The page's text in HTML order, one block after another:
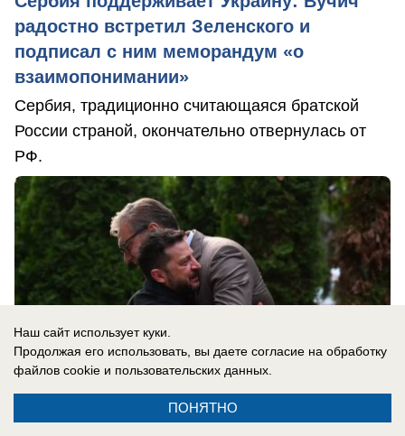
радостно встретил Зеленского и
подписал с ним меморандум «о
взаимопонимании»
Сербия, традиционно считающаяся братской
России страной, окончательно отвернулась от
РФ.
Наш сайт использует куки.
Продолжая его использовать, вы даете согласие на обработку
файлов cookie и пользовательских данных.
ПОНЯТНО